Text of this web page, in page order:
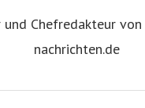
und Chefredakteur
nachrichten.de